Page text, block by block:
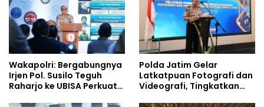
Wakapolri: Bergabungnya
Irjen Pol. Susilo Teguh
Raharjo ke UBISA Perkuat
Polda Jatim Gelar
Latkatpuan Fotografi dan
Videografi, Tingkatkan